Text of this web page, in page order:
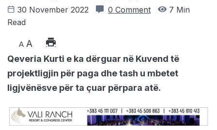
30 November 2022 0 Comment
7 Min
Read
A A
Qeveria Kurti e ka dërguar në Kuvend të
projektligjin për paga dhe tash u mbetet
ligjvënësve për ta çuar përpara atë.